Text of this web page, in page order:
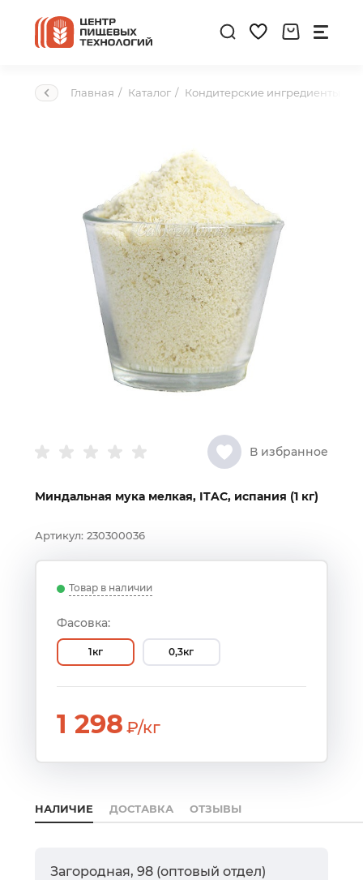
Главная Каталог Кондитерские ингредиенты
В избранное
Миндальная мука мелкая, ITAC, испания (1 кг)
Артикул: 230300036
Товар в наличии
Фасовка:
1кг 0,3кг
1 298₽/кг
НАЛИЧИЕ ДОСТАВКА ОТЗЫВЫ
Загородная, 98 (оптовый отдел)